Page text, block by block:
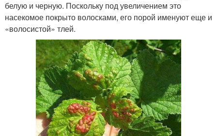
белую и черную. Поскольку под увеличением это
насекомое покрыто волосками, его порой именуют еще и
«волосистой» тлей.